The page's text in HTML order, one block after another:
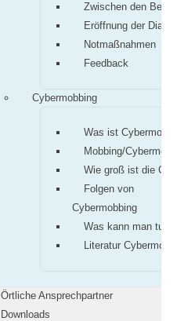
Zwischen den
Eröffnung der
Notmaßnahmen
Feedback
Cybermobbing
Was ist
Mobbing/
Wie groß ist die
Folgen von
Cybermobbing
Was kann man tun?
Literatur
Örtliche Ansprechpartner
Downloads